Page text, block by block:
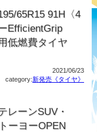
65R15 91H〈4
EfficientGrip
低燃費タイヤ
2021/06/23
category:新発売《タイヤ》
レーンSUV・
ーヨーOPEN